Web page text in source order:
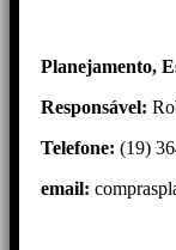
Planejamento,
Responsável:
Telefone: (19)
email: